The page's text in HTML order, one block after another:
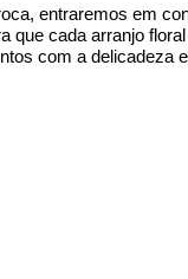
entraremos em
que cada arranjo
com a delicadeza